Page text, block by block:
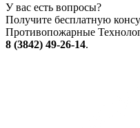
У вас есть вопросы?
Получите бесплатную
Противопожарные
8 (3842) 49-26-14.